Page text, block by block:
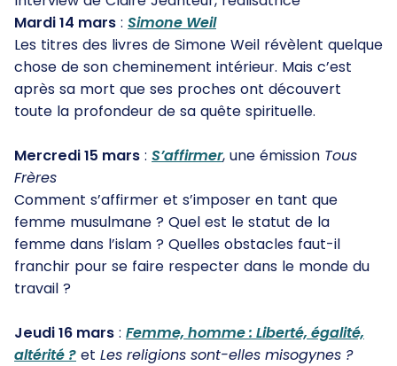
Mardi 14 mars : Simone Weil
Les titres des livres de Simone Weil révèlent quelque
chose de son cheminement intérieur. Mais c’est
après sa mort que ses proches ont découvert
toute la profondeur de sa quête spirituelle.
Mercredi 15 mars : S’affirmer, une émission Tous
Frères
Comment s’affirmer et s’imposer en tant que
femme musulmane ? Quel est le statut de la
femme dans l’islam ? Quelles obstacles faut-il
franchir pour se faire respecter dans le monde du
travail ?
Jeudi 16 mars : Femme, homme : Liberté, égalité,
altérité ? et Les religions sont-elles misogynes ?